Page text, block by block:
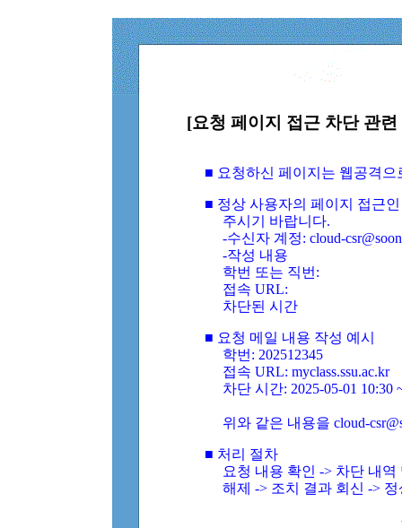
[요청 페이지 접근 차단 관
■ 요청하신 페이지는 웹공격
■ 정상 사용자의 페이지 접근
주시기 바랍니다.
-수신자 계정: cloud-
-작성 내용
학번 또는 직번:
접속 URL:
차단된 시간
■ 요청 메일 내용 작성 예시
학번: 202512345
접속 URL: myclass.ssu.ac.kr
차단 시간: 2025-05-01 10:30
위와 같은 내용을 cloud-
■ 처리 절차
요청 내용 확인 -> 차단 내
해제 -> 조치 결과 회신 ->